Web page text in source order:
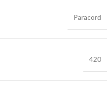
Paracord
420